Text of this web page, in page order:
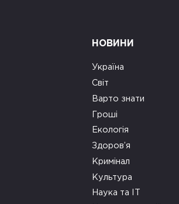
НОВИНИ
Україна
Світ
Варто знати
Гроші
Екологія
Здоров’я
Кримінал
Культура
Наука та ІТ